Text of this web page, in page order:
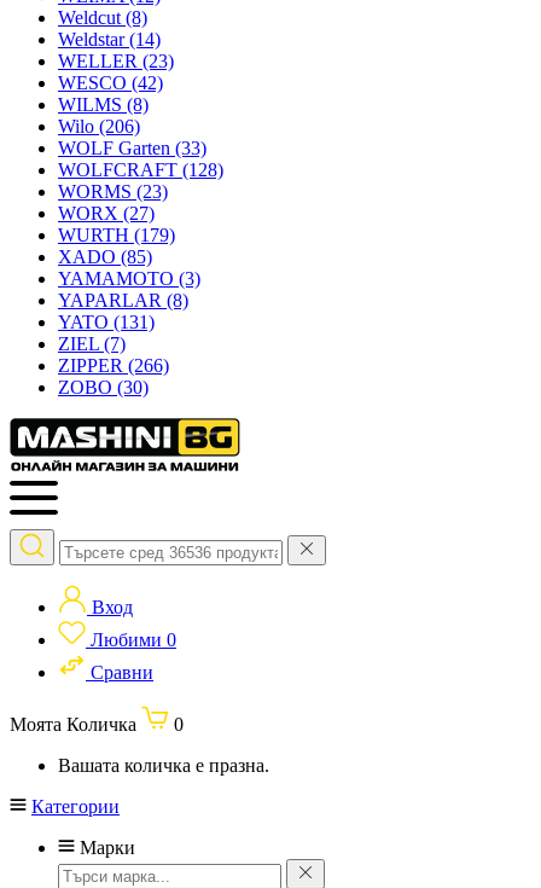
Weldcut (8)
Weldstar(14)
WELLER (23)
WESCO (42)
WILMS (8)
Wilo (206)
WOLF Garten (33)
WOLFCRAFT (128)
WORMS (23)
WORX (27)
WURTH (179)
XADO (85)
YAMAMOTO (3)
YAPARLAR (8)
YATO (131)
ZIEL (7)
ZIPPER (266)
ZOBO (30)
Вход
Любими 0
Сравни
Моята Количка
0
Вашата количка е празна.
Категории
Марки